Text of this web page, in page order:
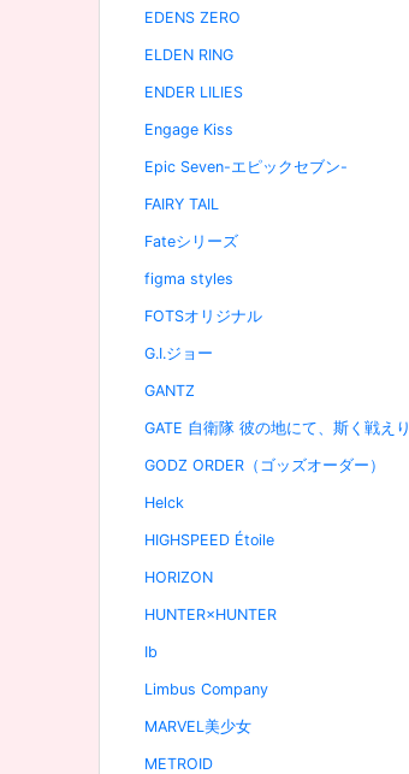
EDENS ZERO
ELDEN RING
ENDER LILIES
Engage Kiss
Epic Seven-エピックセブン-
FAIRY TAIL
Fateシリーズ
figma styles
FOTSオリジナル
G.I.ジョー
GANTZ
GATE 自衛隊 彼の地にて、斯く戦えり
GODZ ORDER（ゴッズオーダー）
Helck
HIGHSPEED Étoile
HORIZON
HUNTER×HUNTER
Ib
Limbus Company
MARVEL美少女
METROID